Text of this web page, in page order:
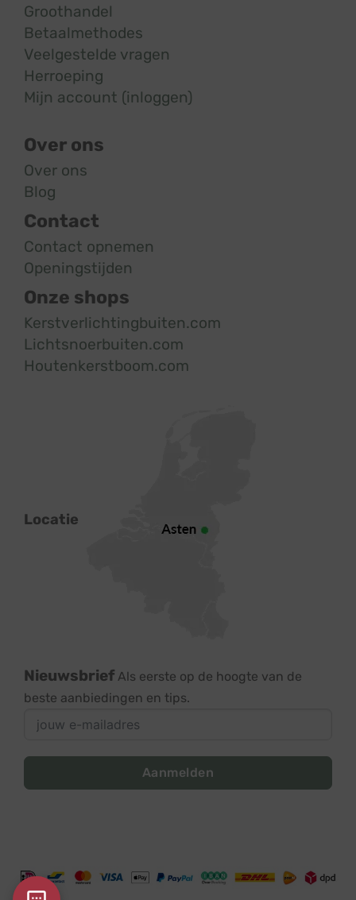
Groothandel
Betaalmethodes
Veelgestelde vragen
Herroeping
Mijn account (inloggen)
Over ons
Over ons
Blog
Contact
Contact opnemen
Openingstijden
Onze shops
Kerstverlichtingbuiten.com
Lichtsnoerbuiten.com
Houtenkerstboom.com
Locatie
Nieuwsbrief Als eerste op de hoogte van de
beste aanbiedingen en tips.
Aanmelden